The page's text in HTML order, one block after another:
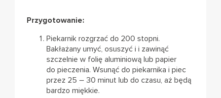
Przygotowanie:
Piekarnik rozgrzać do 200 stopni.
Bakłażany umyć, osuszyć i i zawinąć
szczelnie w folię aluminiową lub papier
do pieczenia. Wsunąć do piekarnika i piec
przez 25 – 30 minut lub do czasu, aż będą
bardzo miękkie.